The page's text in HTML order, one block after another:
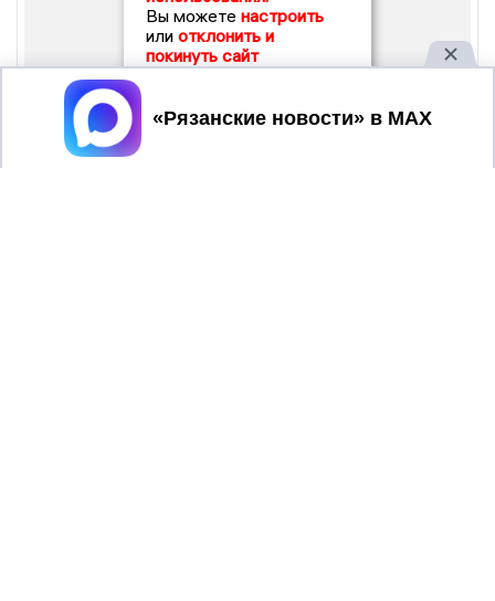
Вы можете настроить
или отклонить и
покинуть сайт
Принять